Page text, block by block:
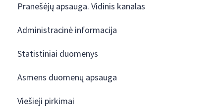
Pranešėjų apsauga. Vidinis kanalas
Administracinė informacija
Statistiniai duomenys
Asmens duomenų apsauga
Viešieji pirkimai